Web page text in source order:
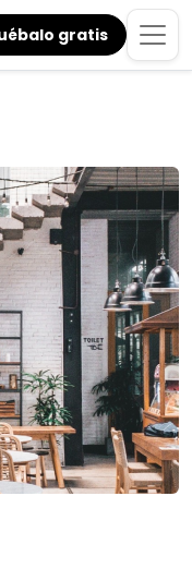
gratis